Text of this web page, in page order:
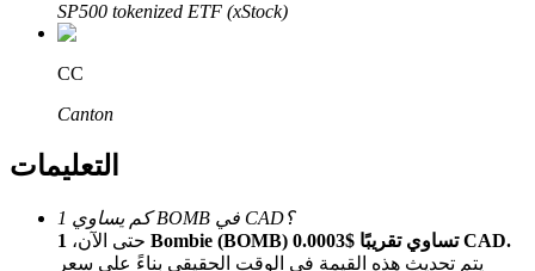
SP500 tokenized ETF (xStock)
CC
Canton
التعليمات
كم يساوي 1 BOMB في CAD؟
حتى الآن،
1 Bombie (BOMB) تساوي تقريبًا $0.0003 CAD.
يتم تحديث هذه القيمة في الوقت الحقيقي بناءً على سعر